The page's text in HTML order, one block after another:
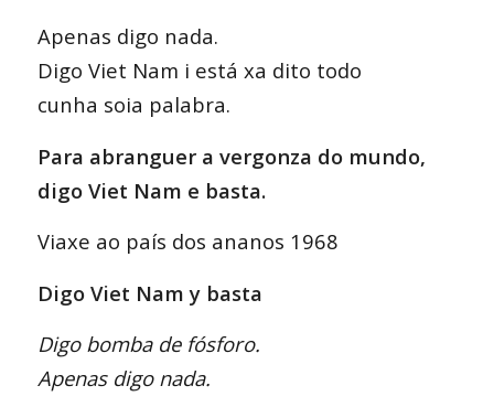
Apenas digo nada.
Digo Viet Nam i está xa dito todo
cunha soia palabra.
Para abranguer a vergonza do mundo,
digo Viet Nam e basta.
Viaxe ao país dos ananos 1968
Digo Viet Nam y basta
Digo bomba de fósforo.
Apenas digo nada.